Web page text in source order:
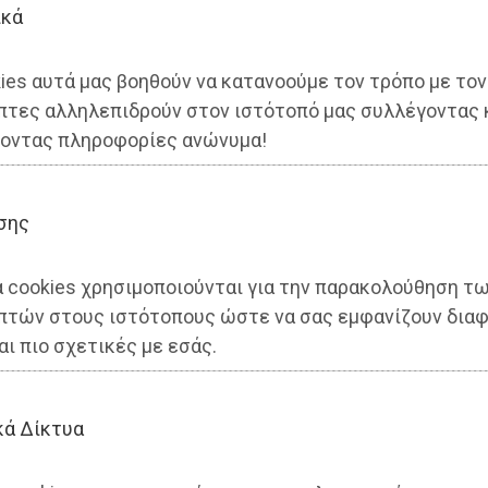
αυτά μας βοηθούν να κατανοούμε τον τρόπο με τον
αλληλεπιδρούν στον ιστότοπό μας συλλέγοντας
πληροφορίες ανώνυμα!
cookies χρησιμοποιούνται για την παρακολούθηση
στους ιστότοπους ώστε να σας εμφανίζουν
πιο σχετικές με εσάς.
Δίκτυα
τα social στην παρέμβαση